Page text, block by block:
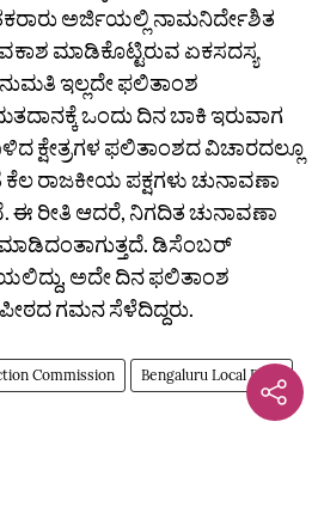
ಅರ್ಜಿಯಲ್ಲಿ ನಾಮನಿರ್ದೇಶಿತ
ಮಾಡಿಕೊಟ್ಟಿರುವ ಏಕಸದಸ್ಯ
ಇಲ್ಲದೇ ಫಲಿತಾಂಶ
ಒಂದು ದಿನ ಬಾಕಿ ಇರುವಾಗ
ಕ್ಷೇತ್ರಗಳ ಫಲಿತಾಂಶದ ವಿಚಾರದಲ್ಲೂ
ರಾಜಕೀಯ ಪಕ್ಷಗಳು ಚುನಾವಣಾ
ರೀತಿ ಆದರೆ, ನಿಗದಿತ ಚುನಾವಣಾ
ಮಾಡಿದಂತಾಗುತ್ತದೆ. ಡಿಸೆಂಬರ್‌
ಅದೇ ದಿನ ಫಲಿತಾಂಶ
ಗಮನ ಸೆಳೆದಿದ್ದರು.
Commission Bengaluru Local Body